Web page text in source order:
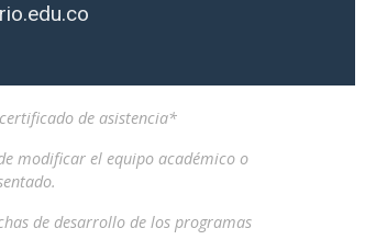
de asistencia*
modificar el equipo académico o
de desarrollo de los programas